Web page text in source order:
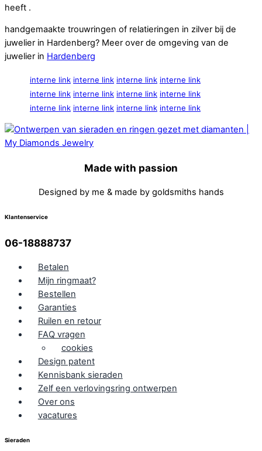
heeft .
handgemaakte trouwringen of relatieringen in zilver bij de
juwelier in Hardenberg? Meer over de omgeving van de
juwelier in Hardenberg
interne link interne link interne link interne link
interne link interne link interne link interne link
interne link interne link interne link interne link
Made with passion
Designed by me & made by goldsmiths hands
Klantenservice
06-18888737
Betalen
Mijn ringmaat?
Bestellen
Garanties
Ruilen en retour
FAQ vragen
cookies
Design patent
Kennisbank sieraden
Zelf een verlovingsring ontwerpen
Over ons
vacatures
Sieraden